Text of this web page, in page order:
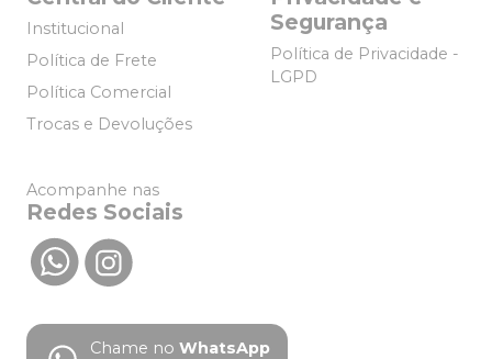
Institucional
Política de Frete
Política Comercial
Trocas e Devoluções
Segurança
Política de Privacidade -
LGPD
Acompanhe nas
Redes Sociais
Chame no WhatsApp